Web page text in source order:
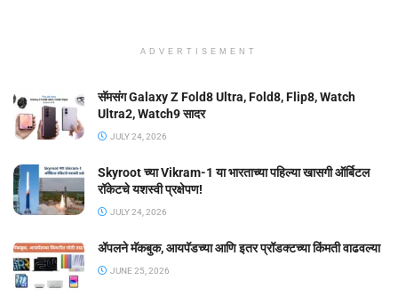
ADVERTISEMENT
सॅमसंग Galaxy Z Fold8 Ultra, Fold8, Flip8, Watch
Ultra2, Watch9 सादर
JULY 24, 2026
Skyroot च्या Vikram-1 या भारताच्या पहिल्या खासगी ऑर्बिटल
रॉकेटचे यशस्वी प्रक्षेपण!
JULY 24, 2026
ॲपलने मॅकबुक, आयपॅडच्या आणि इतर प्रॉडक्टच्या किंमती वाढवल्या
JUNE 25, 2026